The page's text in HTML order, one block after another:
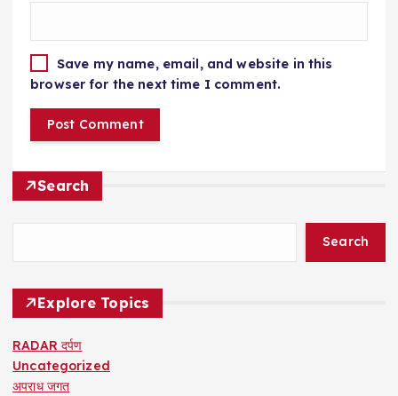
Save my name, email, and website in this
browser for the next time I comment.
Search
Search
Explore Topics
RADAR दर्पण
Uncategorized
अपराध जगत